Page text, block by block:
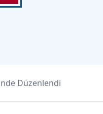
Düzenlendi